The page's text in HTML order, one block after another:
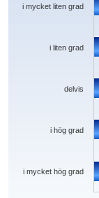
i mycket hög grad
i hög grad
delvis
i liten grad
i mycket liten grad